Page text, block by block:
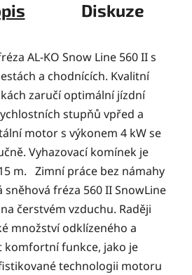
Diskuze
AL-KO Snow Line 560 II s
a chodnících. Kvalitní
zaručí optimální jízdní
stupňů vpřed a
motor s výkonem 4 kW se
Vyhazovací komínek je
m. Zimní práce bez námahy
fréza 560 II SnowLine
čerstvém vzduchu. Raději
množství odklízeného a
komfortní funkce, jako je
technologii motoru